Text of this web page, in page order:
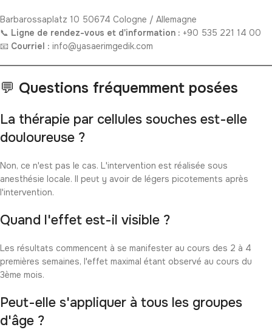
Barbarossaplatz 10 50674 Cologne / Allemagne
📞 Ligne de rendez-vous et d'information : +90 535 221 14 00
📧 Courriel : info@yasaerimgedik.com
💬 Questions fréquemment posées
La thérapie par cellules souches est-elle
douloureuse ?
Non, ce n'est pas le cas. L'intervention est réalisée sous
anesthésie locale. Il peut y avoir de légers picotements après
l'intervention.
Quand l'effet est-il visible ?
Les résultats commencent à se manifester au cours des 2 à 4
premières semaines, l'effet maximal étant observé au cours du
3ème mois.
Peut-elle s'appliquer à tous les groupes
d'âge ?